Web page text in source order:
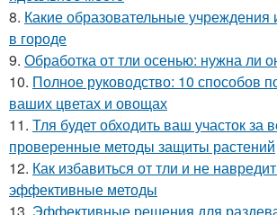
8. Какие образовательные учреждения
в городе
9. Обработка от тли осенью: нужна ли
10. Полное руководство: 10 способов
ваших цветах и овощах
11. Тля будет обходить ваш участок за
проверенные методы защиты растений
12. Как избавиться от тли и не
эффективные методы